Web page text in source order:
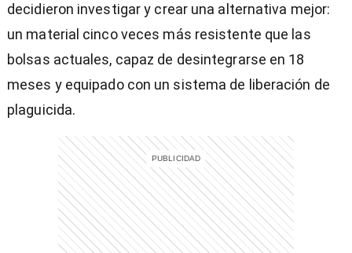
decidieron investigar y crear una alternativa mejor:
un material cinco veces más resistente que las
bolsas actuales, capaz de desintegrarse en 18
meses y equipado con un sistema de liberación de
plaguicida.